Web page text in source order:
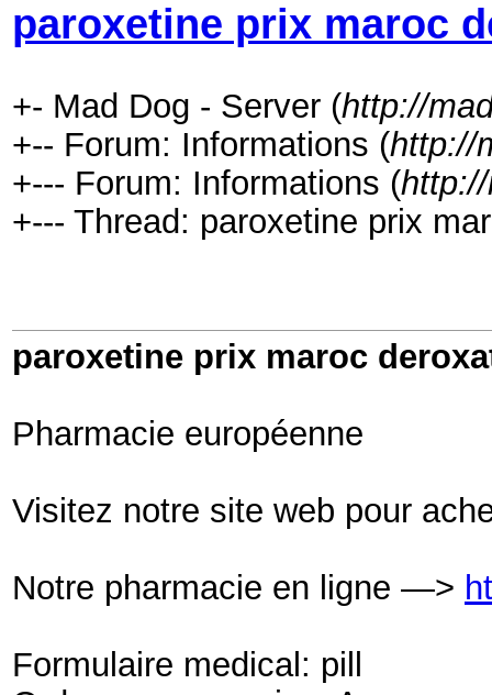
paroxetine prix maroc
+- Mad Dog - Server (http://
+-- Forum: Informations (http://
+--- Forum: Informations (
+--- Thread: paroxetine prix
paroxetine prix maroc
Pharmacie européenne
Visitez notre site web pour
Notre pharmacie en ligne —>
Formulaire medical: pill